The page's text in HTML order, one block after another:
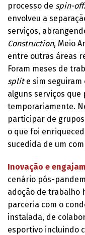
processo de spin-off
envolveu a
serviços,
Construction, Meio
entre outras áreas
Foram meses de
split e sim
alguns serviços
temporariamente.
participar de
o que foi
sucedida de um
Inovação e
cenário pós-
adoção de trabalho
parceria com o
instalada, de
esportivo incluindo